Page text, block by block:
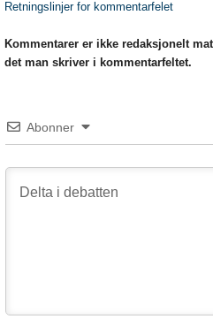
Retningslinjer for kommentarfelet
Kommentarer er ikke redaksjonelt
det man skriver i kommentarfeltet.
Abonner